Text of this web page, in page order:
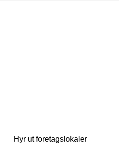
Hyr ut foretagslokaler